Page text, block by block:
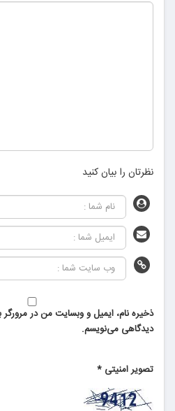
نظرتان را بیان کنید
ذخیره نام، ایمیل و وبسایت من در مرورگر
دیدگاهی می‌نویسم.
تصویر امنیتی *